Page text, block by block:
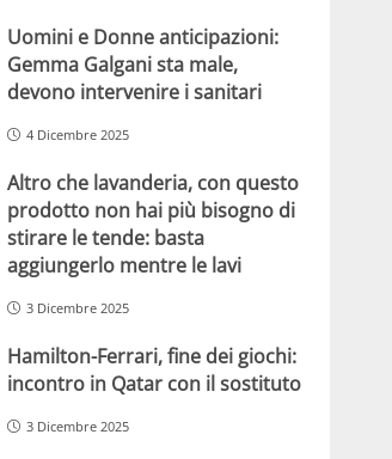
Uomini e Donne anticipazioni:
Gemma Galgani sta male,
devono intervenire i sanitari
4 Dicembre 2025
Altro che lavanderia, con questo
prodotto non hai più bisogno di
stirare le tende: basta
aggiungerlo mentre le lavi
3 Dicembre 2025
Hamilton-Ferrari, fine dei giochi:
incontro in Qatar con il sostituto
3 Dicembre 2025